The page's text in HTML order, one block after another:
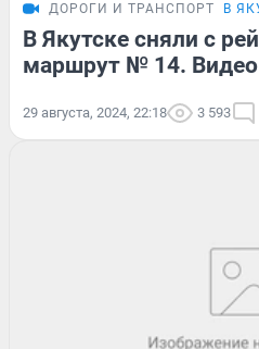
ДОРОГИ И ТРАНСПОРТ В
В Якутске сняли с
маршрут № 14. Видео
29 августа, 2024, 22:18 3 593